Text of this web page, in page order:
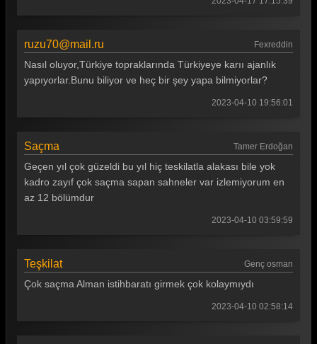
ruzu70@mail.ru Fexreddin
Nasıl oluyor,Türkiye topraklarında Türkiyeye karıı ajanlık
yapıyorlar.Bunu biliyor ve heç bir şey yapa bilmiyorlar?
2023-04-10 19:56:01
Saçma Tamer Erdoğan
Geçen yıl çok güzeldi bu yıl hiç teskilatla alakası bile yok
kadro zayıf çok saçma sapan sahneler var izlemiyorum en
az 12 bölümdur
2023-04-10 03:59:59
Teşkilat Genç osman
Çok saçma Alman istihbaratı girmek çok kolaymıydı
2023-04-10 02:58:14